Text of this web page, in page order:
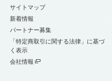
サイトマップ
新着情報
パートナー募集
「特定商取引に関する法律」に基づ
く表示
会社情報